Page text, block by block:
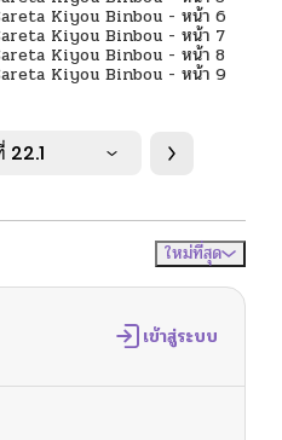
22.1
ใหม่ที่สุด
เข้าสู่ระบบ